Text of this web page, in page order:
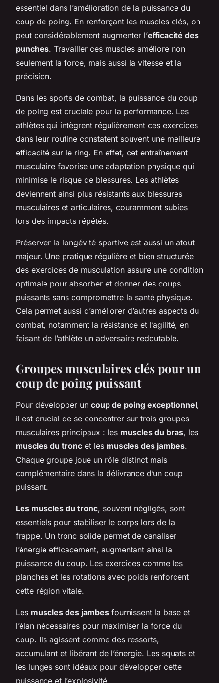
essentiel dans l’amélioration de la puissance du
coup de poing. En renforçant les muscles clés, on
peut considérablement augmenter l’efficacité des
punches. Travailler ces muscles améliore non
seulement la force, mais aussi la vitesse et la
précision.
Dans les sports de combat, la puissance du coup
de poing est cruciale pour la performance. Les
athlètes qui intègrent régulièrement ces exercices
dans leur routine constatent souvent une meilleure
efficacité sur le ring. En effet, cet entraînement
musculaire favorise une adaptation physique qui
minimise le risque de blessures. Les athlètes
deviennent ainsi plus résistants aux blessures
musculaires et articulaires, couramment subies
lors des impacts répétés.
Préserver la longévité sportive est aussi un atout
majeur. Une pratique régulière et bien structurée
des exercices de musculation assure une condition
optimale pour absorber et donner des coups
puissants sans compromettre la santé physique.
Cela permet aussi d’améliorer d’autres aspects du
combat, notamment la résistance et l’agilité, en
faisant de l’athlète un adversaire redoutable.
Groupes musculaires clés pour un
coup de poing puissant
Pour développer un coup de poing exceptionnel,
il est crucial de se concentrer sur trois groupes
musculaires principaux : les muscles du bras, les
muscles du tronc et les muscles des jambes.
Chaque groupe joue un rôle distinct mais
complémentaire dans la délivrance d’un coup
puissant.
Les muscles du tronc, souvent négligés, sont
essentiels pour stabiliser le corps lors de la
frappe. Un tronc solide permet de canaliser
l’énergie efficacement, augmentant ainsi la
puissance du coup. Les exercices comme les
planches et les rotations avec poids renforcent
cette région vitale.
Les muscles des jambes fournissent la base et
l’élan nécessaires pour maximiser la force du
coup. Ils agissent comme des ressorts,
accumulant et libérant de l’énergie. Les squats et
les lunges sont idéaux pour développer cette
puissance et l’explosivité.